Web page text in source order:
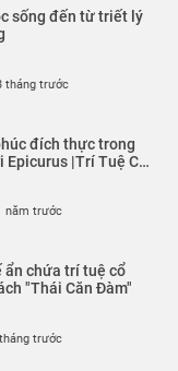
sống đến từ triết lý
tháng trước
đích thực trong
Epicurus |Trí Tuệ Cổ
năm trước
ẩn chứa trí tuệ cổ
"Thái Căn Đàm"
trước